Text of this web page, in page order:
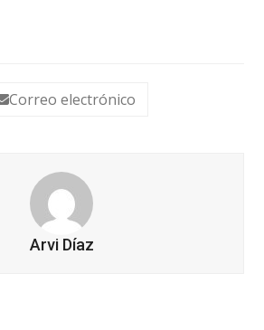
Correo electrónico
Arvi Díaz